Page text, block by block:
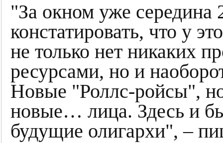
"За окном уже середина
констатировать, что у
не только нет никаких
ресурсами, но и
Новые "Роллс-ройсы",
новые… лица. Здесь и
будущие олигархи", –